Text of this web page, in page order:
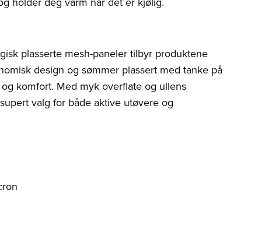
plasserte mesh-paneler tilbyr produktene
design og sømmer plassert med tanke på
komfort. Med myk overflate og ullens
valg for både aktive utøvere og